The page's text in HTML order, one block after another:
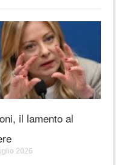
il lamento al
2026